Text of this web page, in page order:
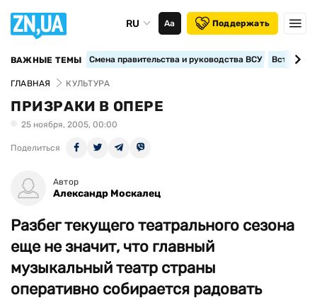
RU Аа Поддержать
ВАЖНЫЕ ТЕМЫ Смена правительства и руководства ВСУ
ГЛАВНАЯ КУЛЬТУРА
ПРИЗРАКИ В ОПЕРЕ
25 ноября, 2005, 00:00
Поделиться
Автор
Александр Москалец
Разбег текущего театрального сезона
еще не значит, что главный
музыкальный театр страны
оперативно собирается радовать